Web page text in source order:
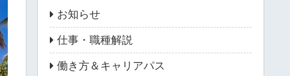
お知らせ
仕事・職種解説
働き方＆キャリアパス